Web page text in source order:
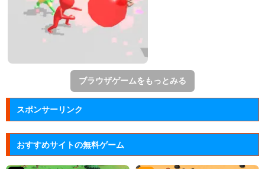
ブラウザゲームをもっとみる
スポンサーリンク
おすすめサイトの無料ゲーム